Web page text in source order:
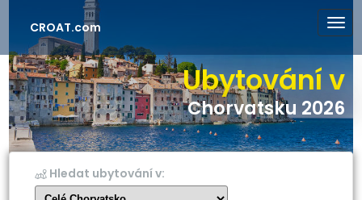
CROAT.com
Ubytování v
Chorvatsku 2026
Hledat ubytování v: